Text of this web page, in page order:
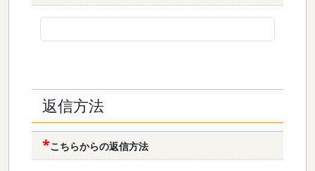
返信方法
こちらからの返信方法